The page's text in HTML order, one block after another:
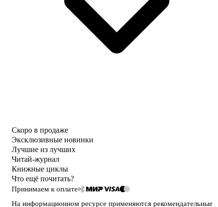
Скоро в продаже
Эксклюзивные новинки
Лучшие из лучших
Читай-журнал
Книжные циклы
Что ещё почитать?
Принимаем к оплате
На информационном ресурсе применяются рекомендательные